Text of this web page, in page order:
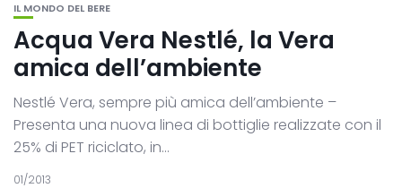
IL MONDO DEL BERE
Acqua Vera Nestlé, la Vera
amica dell’ambiente
Nestlé Vera, sempre più amica dell’ambiente –
Presenta una nuova linea di bottiglie realizzate con il
25% di PET riciclato, in...
01/2013